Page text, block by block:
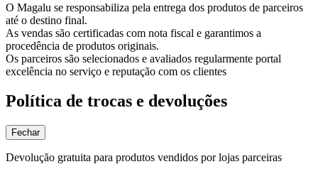
O Magalu se responsabiliza pela entrega dos produtos de parceiros
até o destino final.
As vendas são certificadas com nota fiscal e garantimos a
procedência de produtos originais.
Os parceiros são selecionados e avaliados regularmente portal
excelência no serviço e reputação com os clientes
Política de trocas e devoluções
Fechar
Devolução gratuita para produtos vendidos por lojas parceiras